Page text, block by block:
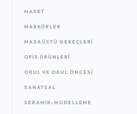
MAKET
MARKÖRLER
MASAÜSTÜ GEREÇLERI
OFIS ÜRÜNLERI
OKUL VE OKUL ÖNCESİ
SANATSAL
SERAMİK-MODELLEME